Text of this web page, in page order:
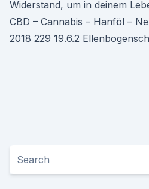
Widerstand, um in deinem
CBD – Cannabis – Hanföl –
2018 229 19.6.2